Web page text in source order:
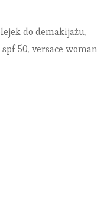
do demakijażu,
50, versace woman